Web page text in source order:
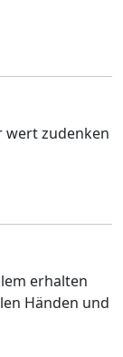
wert zudenken
erhalten
Händen und